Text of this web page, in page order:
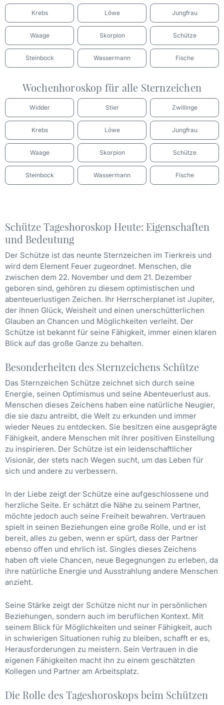
Krebs Löwe Jungfrau
Waage Skorpion Schütze
Steinbock Wassermann Fische
Wochenhoroskop für alle Sternzeichen
Widder Stier Zwillinge
Krebs Löwe Jungfrau
Waage Skorpion Schütze
Steinbock Wassermann Fische
Schütze Tageshoroskop Heute: Eigenschaften
und Bedeutung
Der Schütze ist das neunte Sternzeichen im Tierkreis und
wird dem Element Feuer zugeordnet. Menschen, die
zwischen dem 22. November und dem 21. Dezember
geboren sind, gehören zu diesem optimistischen und
abenteuerlustigen Zeichen. Ihr Herrscherplanet ist Jupiter,
der ihnen Glück, Weisheit und einen unerschütterlichen
Glauben an Chancen und Möglichkeiten verleiht. Der
Schütze ist bekannt für seine Fähigkeit, immer einen klaren
Blick auf das große Ganze zu behalten.
Besonderheiten des Sternzeichens Schütze
Das Sternzeichen Schütze zeichnet sich durch seine
Energie, seinen Optimismus und seine Abenteuerlust aus.
Menschen dieses Zeichens haben eine natürliche Neugier,
die sie dazu antreibt, die Welt zu erkunden und immer
wieder Neues zu entdecken. Sie besitzen eine ausgeprägte
Fähigkeit, andere Menschen mit ihrer positiven Einstellung
zu inspirieren. Der Schütze ist ein leidenschaftlicher
Visionär, der stets nach Wegen sucht, um das Leben für
sich und andere zu verbessern.
In der Liebe zeigt der Schütze eine aufgeschlossene und
herzliche Seite. Er schätzt die Nähe zu seinem Partner,
möchte jedoch auch seine Freiheit bewahren. Vertrauen
spielt in seinen Beziehungen eine große Rolle, und er ist
bereit, alles zu geben, wenn er spürt, dass der Partner
ebenso offen und ehrlich ist. Singles dieses Zeichens
haben oft viele Chancen, neue Begegnungen zu erleben, da
ihre natürliche Energie und Ausstrahlung andere Menschen
anzieht.
Seine Stärke zeigt der Schütze nicht nur in persönlichen
Beziehungen, sondern auch im beruflichen Kontext. Mit
seinem Blick für Möglichkeiten und seiner Fähigkeit, auch
in schwierigen Situationen ruhig zu bleiben, schafft er es,
Herausforderungen zu meistern. Sein Vertrauen in die
eigenen Fähigkeiten macht ihn zu einem geschätzten
Kollegen und Partner am Arbeitsplatz.
Die Rolle des Tageshoroskops beim Schützen